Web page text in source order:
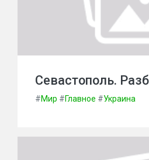
Севастополь.
#Мир #Главное #Украина